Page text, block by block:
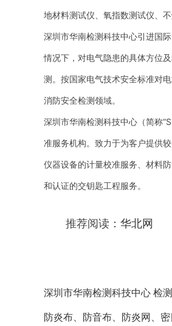
地材料测试仪、氧指数测试仪、
深圳市华南检测科技中心引进国
情况下，对电气隐患的具体方位
测。按国家电气技术安全标准对
消防安全检测领域。
深圳市华南检测科技中心（简称
准服务机构。致力于为客户提供
仪器设备的计量校准服务、材料
和认证的交钥匙工程服务。
推荐阅读： 华北网
深圳市华南检测科技中心 检
防炎布、防音布、防炎网、